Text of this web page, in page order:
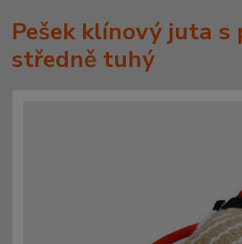
Pešek klínový juta s
středně tuhý